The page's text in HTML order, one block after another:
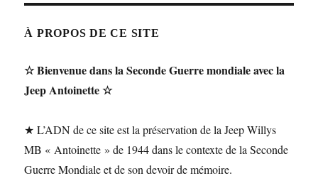
À PROPOS DE CE SITE
☆ Bienvenue dans la Seconde Guerre mondiale avec la
Jeep Antoinette ☆
★ L’ADN de ce site est la préservation de la Jeep Willys
MB « Antoinette » de 1944 dans le contexte de la Seconde
Guerre Mondiale et de son devoir de mémoire.